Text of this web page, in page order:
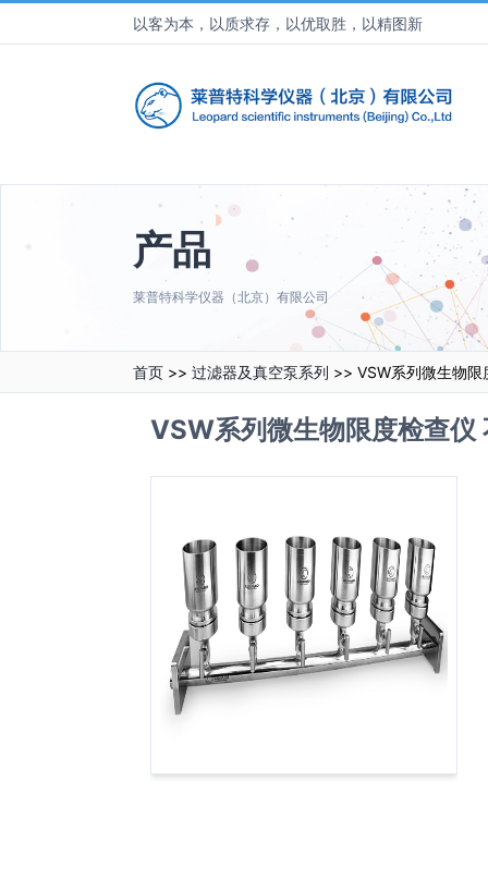
以客为本，以质求存，以优取胜，以精图新
产品
莱普特科学仪器（北京）有限公司
首页 >> 过滤器及真空泵系列 >> VSW系列微生物
VSW系列微生物限度检查仪